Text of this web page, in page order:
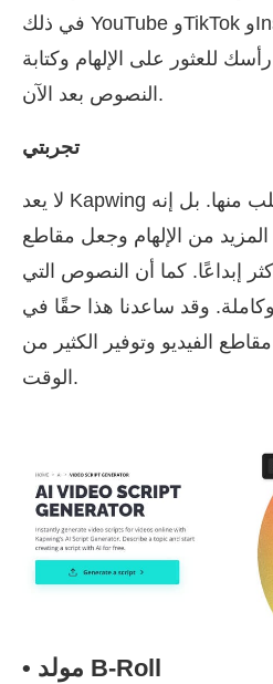
في ذلك YouTube وTikTok وInstagram وما إلى ذلك.
للعثور على الإلهام وكتابة
النصوص بعد الآن.
تجربتي
لا يعد Kapwing مجرد آلة تقوم بما يُطلب منها. بل إنه
المزيد من الإلهام وجعل مقاطع
إبداعًا. كما أن النصوص التي
وقد ساعدنا هذا حقًا في
الفيديو وتوفير الكثير من
الوقت.
• مولد B-Roll